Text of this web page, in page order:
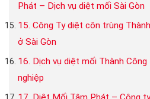
Phát – Dịch vụ diệt mối Sài Gòn
15. Công Ty diệt côn trùng
ở Sài Gòn
16. Dịch vụ diệt mối Thành
nghiệp